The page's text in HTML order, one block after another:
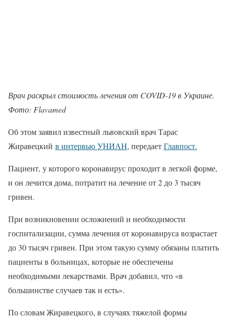
Врач раскрыл стоимость лечения от COVID-19 в Украине.
Фото: Flavamed
Об этом заявил известный львовский врач Тарас
Жиравецкий в интервью УНИАН, передаетГлавпост.
Пациент, у которого коронавирус проходит в легкой форме,
и он лечится дома, потратит на лечение от 2 до 3 тысяч
гривен.
При возникновении осложнений и необходимости
госпитализации, сумма лечения от коронавируса возрастает
до 30 тысяч гривен. При этом такую сумму обязаны платить
пациенты в больницах, которые не обеспечены
необходимыми лекарствами. Врач добавил, что «в
большинстве случаев так и есть».
По словам Жиравецкого, в случаях тяжелой формы